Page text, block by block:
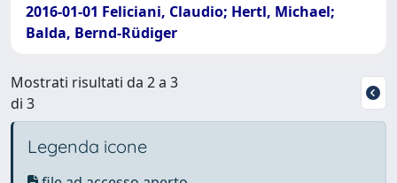
2016-01-01 Feliciani, Claudio; Hertl, Michael;
Balda, Bernd-Rüdiger
Mostrati risultati da 2 a 3
di 3
Legenda icone